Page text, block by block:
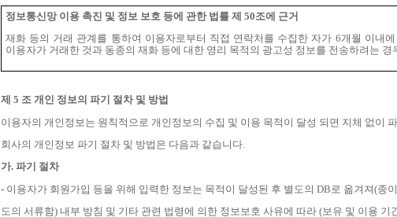
정보통신망 이용 촉진 및 정보 보호 등에 관한 법률 제 50조에 근거
재화 등의 거래 관계를 통하여 이용자로부터 직접 연락처를 수집한 자가 6개월 이내
이용자가 거래한 것과 동종의 재화 등에 대한 영리 목적의 광고성 정보를 전송하려는 경
제 5 조 개인 정보의 파기 절차 및 방법
이용자의 개인정보는 원칙적으로 개인정보의 수집 및 이용 목적이 달성 되면 지체 없이
회사의 개인정보 파기 절차 및 방법은 다음과 같습니다.
가. 파기 절차
- 이용자가 회원가입 등을 위해 입력한 정보는 목적이 달성된 후 별도의 DB 로 옮겨져(종
도의 서류함) 내부 방침 및 기타 관련 법령에 의한 정보보호 사유에 따라 (보유 및 이용 기